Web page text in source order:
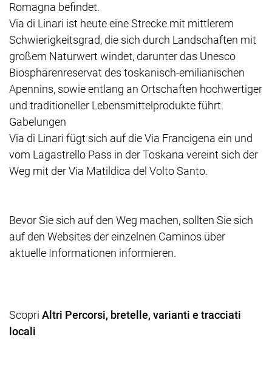
Romagna befindet.
Via di Linari ist heute eine Strecke mit mittlerem
Schwierigkeitsgrad, die sich durch Landschaften mit
großem Naturwert windet, darunter das Unesco
Biosphärenreservat des toskanisch-emilianischen
Apennins, sowie entlang an Ortschaften hochwertiger
und traditioneller Lebensmittelprodukte führt.
Gabelungen
Via di Linari fügt sich auf die Via Francigena ein und
vom Lagastrello Pass in der Toskana vereint sich der
Weg mit der Via Matildica del Volto Santo.
Bevor Sie sich auf den Weg machen, sollten Sie sich
auf den Websites der einzelnen Caminos über
aktuelle Informationen informieren.
Scopri Altri Percorsi, bretelle, varianti e tracciati
locali